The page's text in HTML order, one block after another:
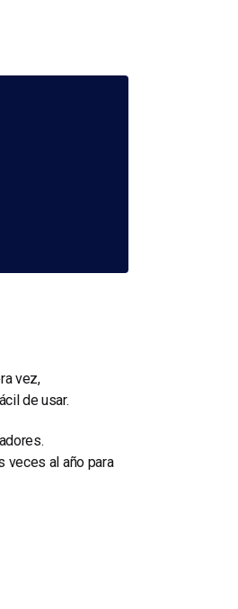
vez,
de usar.
veces al año para